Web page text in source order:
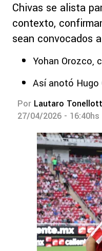
Chivas se alista
contexto,
sean convocados
Yohan Orozco,
Así anotó Hugo
Por Lautaro
27/04/2026 - 16:40hs